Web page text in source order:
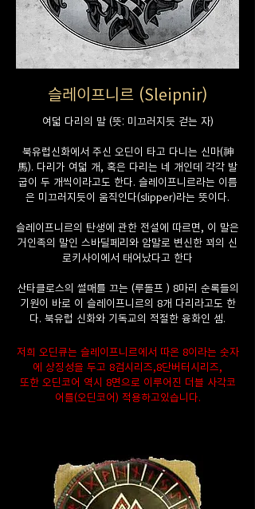
슬레이프니르 (Sleipnir)
여덟 다리의 말 (뜻: 미끄러지듯 걷는 자)
북유럽신화에서 주신 오딘이 타고 다니는 신마(神
馬). 다리가 여덟 개, 혹은 다리는 네 개인데 각각 발
굽이 두 개씩이라고도 한다. 슬레이프니르라는 이름
은 미끄러지듯이 움직인다(slipper)라는 뜻이다.
슬레이프니르의 탄생에 관한 전설에 따르면, 이 말은
거인족의 말인 스바딜페리와 암말로 변신한 꾀의 신
로키사이에서 태어났다고 한다
산타클로스의 썰매를 끄는 (루돌프 ) 8마리 순록들의
기원이 바로 이 슬레이프니르의 8개 다리라고도 한
다. 북유럽 신화와 기독교의 적절한 융화인 셈.
저희 오딘큐는 슬레이프니르에서 따온 8이라는 숫자
에 상징성을 두고 8검시리즈,8단버터시리즈,
또한 오딘코어 역시 8면으로 이루어진 더블 사각코
어를(오딘코어) 적용하고있습니다.